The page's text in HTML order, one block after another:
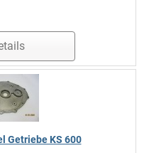
Getriebe KS 600